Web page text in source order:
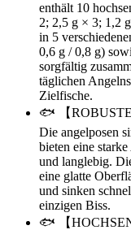
enthält 10
2; 2,5 g × 3; 1,2
in 5
0,6 g / 0,8 g)
sorgfältig
täglichen
Zielfische.
🐟 【
Die angelposen
bieten eine
und langlebig.
eine glatte
und sinken
einzigen Biss.
🐟 【